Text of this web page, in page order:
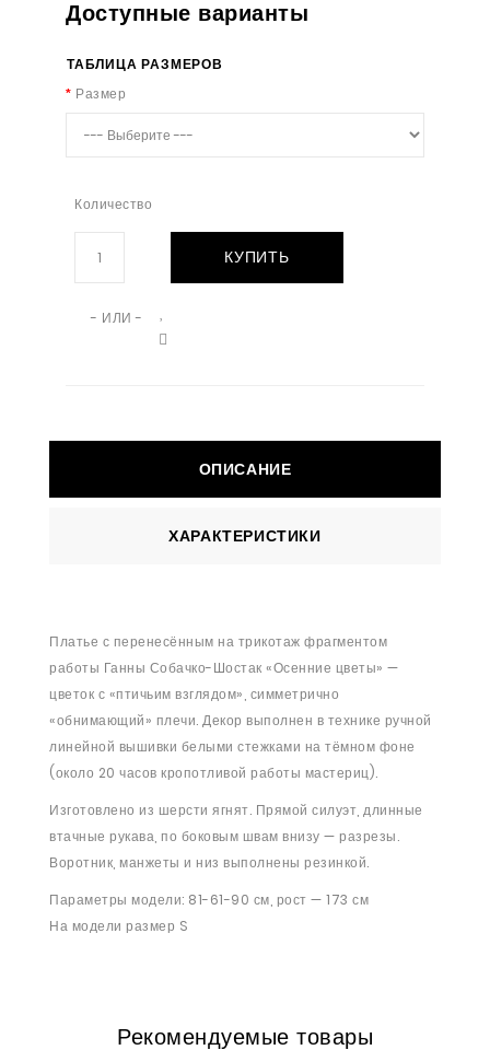
Доступные варианты
ТАБЛИЦА РАЗМЕРОВ
Размер
Количество
КУПИТЬ
- ИЛИ -
ОПИСАНИЕ
ХАРАКТЕРИСТИКИ
Платье с перенесённым на трикотаж фрагментом
работы Ганны Собачко-Шостак «Осенние цветы» —
цветок с «птичьим взглядом», симметрично
«обнимающий» плечи. Декор выполнен в технике ручной
линейной вышивки белыми стежками на тёмном фоне
(около 20 часов кропотливой работы мастериц).
Изготовлено из шерсти ягнят. Прямой силуэт, длинные
втачные рукава, по боковым швам внизу — разрезы.
Воротник, манжеты и низ выполнены резинкой.
Параметры модели: 81-61-90 см, рост — 173 см
На модели размер S
Рекомендуемые товары